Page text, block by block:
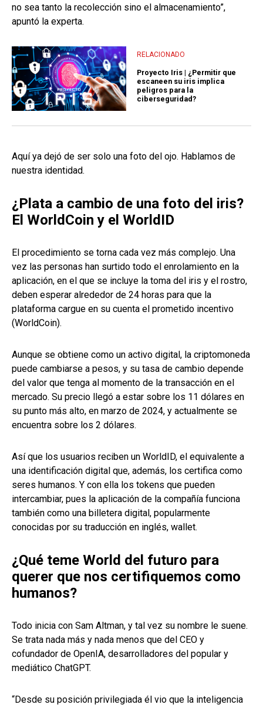
no sea tanto la recolección sino el almacenamiento”,
apuntó la experta.
RELACIONADO
Proyecto Iris | ¿Permitir que
escaneen su iris implica
peligros para la
ciberseguridad?
Aquí ya dejó de ser solo una foto del ojo. Hablamos de
nuestra identidad.
¿Plata a cambio de una foto del iris?
El WorldCoin y el WorldID
El procedimiento se torna cada vez más complejo. Una
vez las personas han surtido todo el enrolamiento en la
aplicación, en el que se incluye la toma del iris y el rostro,
deben esperar alrededor de 24 horas para que la
plataforma cargue en su cuenta el prometido incentivo
(WorldCoin).
Aunque se obtiene como un activo digital, la criptomoneda
puede cambiarse a pesos, y su tasa de cambio depende
del valor que tenga al momento de la transacción en el
mercado. Su precio llegó a estar sobre los 11 dólares en
su punto más alto, en marzo de 2024, y actualmente se
encuentra sobre los 2 dólares.
Así que los usuarios reciben un WorldID, el equivalente a
una identificación digital que, además, los certifica como
seres humanos. Y con ella los tokens que pueden
intercambiar, pues la aplicación de la compañía funciona
también como una billetera digital, popularmente
conocidas por su traducción en inglés, wallet.
¿Qué teme World del futuro para
querer que nos certifiquemos como
humanos?
Todo inicia con Sam Altman, y tal vez su nombre le suene.
Se trata nada más y nada menos que del CEO y
cofundador de OpenIA, desarrolladores del popular y
mediático ChatGPT.
“Desde su posición privilegiada él vio que la inteligencia